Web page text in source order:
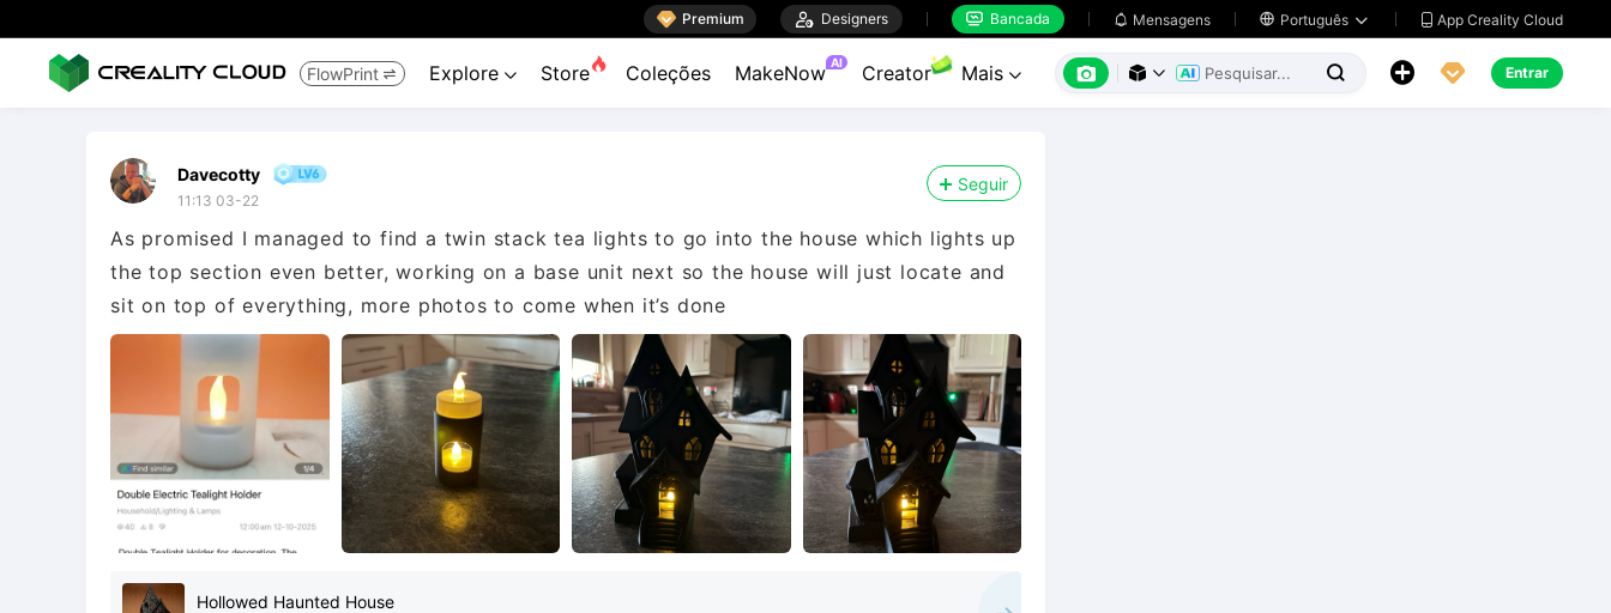
 Premium  Designers  Bancada  Mensagens  Português   App Creality Cloud
FlowPrint  Explore  Store Coleções MakeNow AI Creator Mais        Entrar
Davecotty
11:13 03-22
Seguir
As promised I managed to find a twin stack tea lights to go into the house which lights up
the top section even better, working on a base unit next so the house will just locate and
sit on top of everything, more photos to come when it’s done
Hollowed Haunted House